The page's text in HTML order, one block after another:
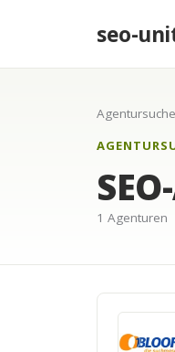
seo-
Agentursuche
1 Agenturen